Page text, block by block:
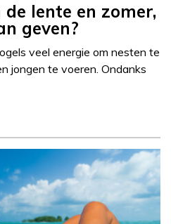
lente en zomer,
geven?
veel energie om nesten te
jongen te voeren. Ondanks